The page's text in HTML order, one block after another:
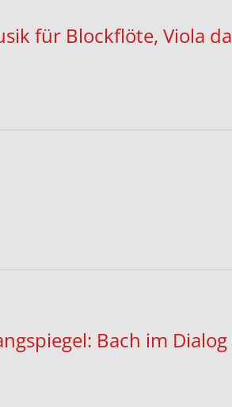
für Blockflöte, Viola
Bach im